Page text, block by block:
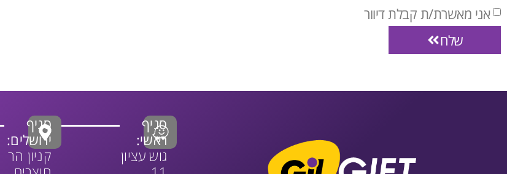
אני מאשרת/ת קבלת דיוור
שלח
סניף
ראשי:
גוש עציון
סניף
ירושלים:
קניון הר